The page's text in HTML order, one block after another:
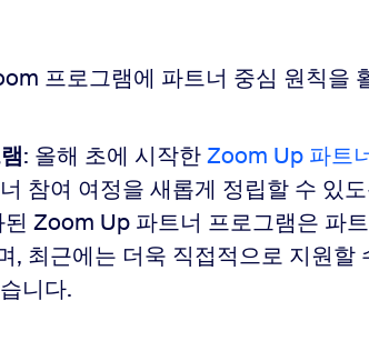
프로그램에 파트너 중심 원칙을
: 올해 초에 시작한Zoom Up 파트
참여 여정을 새롭게 정립할 수 있
Zoom Up 파트너 프로그램은 파
, 최근에는 더욱 직접적으로 지원할
니다.